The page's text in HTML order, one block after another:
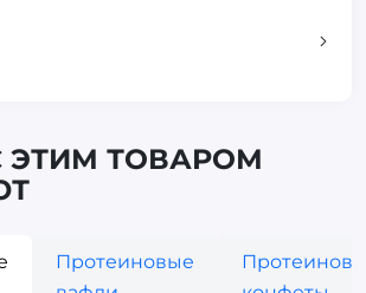
ЭТИМ ТОВАРОМ
Протеиновые